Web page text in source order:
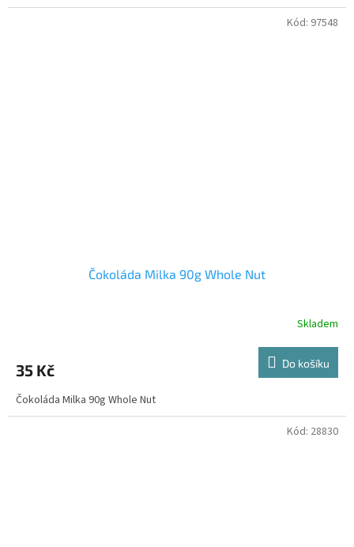
Čokoláda Milka 90g Whole Nut
Skladem
35 Kč Do košíku
Čokoláda Milka 90g Whole Nut
Kód: 97548
Kód: 28830